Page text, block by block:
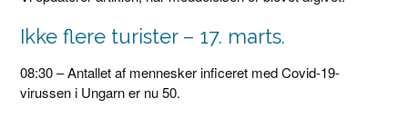
Ikke flere turister – 17. marts.
08:30 – Antallet af mennesker inficeret med Covid-19-
virussen i Ungarn er nu 50.